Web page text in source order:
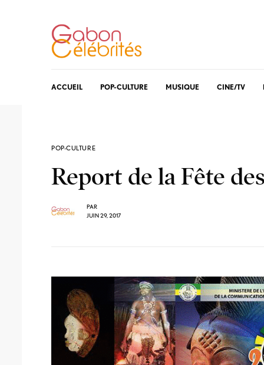
ACCUEIL POP-CULTURE MUSIQUE CINE/TV
POP-CULTURE
Report de la Fête
PAR
JUIN 29, 2017